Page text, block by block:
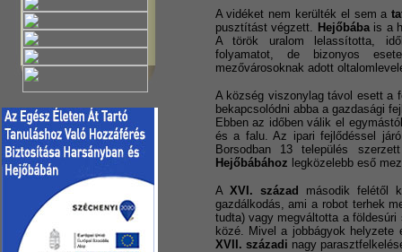
A vidéket nem kerülték el sem a
pusztítást végzett. Hejőbábais a
A török uralom lelassította,
folyamatot, de bizonyos
mezővárosoknak adott
A község viszonylag távol esett a
bekapcsolódni abba a gazdasági
Ebben az időben válik el
és a falu. Az ipari fejlődéssel
Borsodban 13 település
Hejőbábához legközelebb eső
A XVI. század második felétől
gazdálkodás, ami a robot terhek
tudta) vagy megváltotta a
közé. Mivel a jobbágyok
XVII. századi nagy